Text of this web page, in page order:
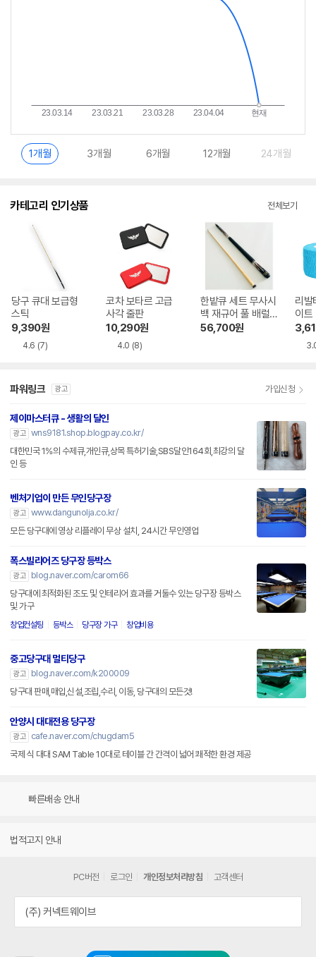
1개월 3개월 6개월 12개월 24개월
카테고리 인기상품 전체보기
당구 큐대 보급형
스틱
9,390원
4.6 (7)
코차 보타르 고급
사각 줄판
10,290원
4.0 (8)
한밭큐 세트 무사시
백 재규어 풀 배럴
(해외구매)
56,700원
리발
이트
파워링크 광고 가입신청
제이마스터큐 - 생활의 달인
광고 wns9181.shop.blogpay.co.kr/
대한민국 1%의 수제큐,개인큐,상목 특허기술,SBS달인164회,최강의 달
인 등
벤처기업이 만든 무인당구장
광고 www.dangunolja.co.kr/
모든 당구대에 영상 리플레이 무상 설치, 24시간 무인영업
폭스빌리어즈 당구장 등박스
광고
blog.naver.com/carom66
당구대에 최적화된 조도 및 인테리어 효과를 거둘수 있는 당구장 등박스
및 가구
창업컨설팅 등박스 당구장 가구 창업비용
중고당구대 멀티당구
광고
blog.naver.com/k200009
당구대 판매,매입,신설,조립,수리, 이동, 당구대의 모든것!
안양시 대대전용 당구장
광고
cafe.naver.com/chugdam5
국제 식 대대 SAM Table 10대로 테이블 간 간격이 넓어 쾌적한 환경 제공
빠른배송 안내
법적고지 안내
PC버전 로그인 개인정보처리방침 고객센터
(주) 커넥트웨이브